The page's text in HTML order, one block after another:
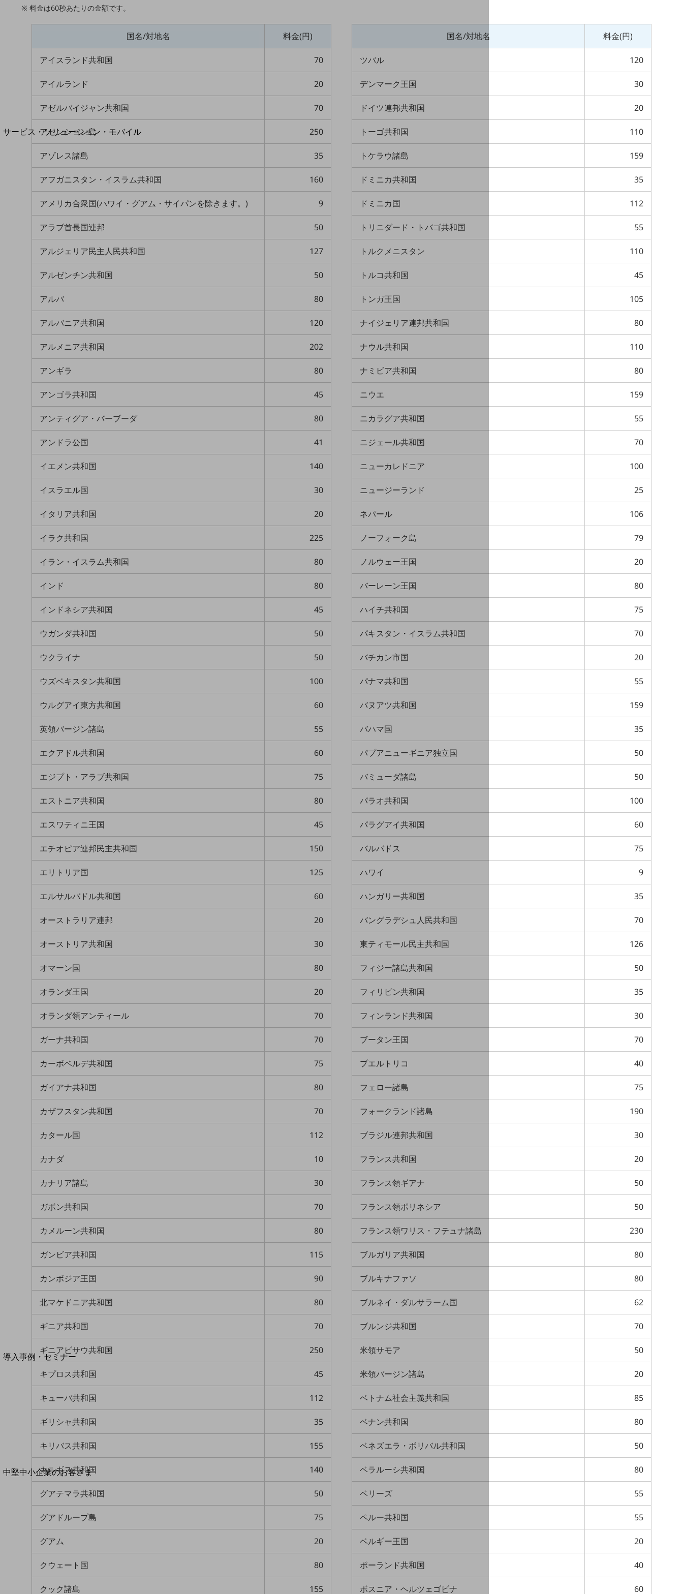
地域経済のさらなる活性化に取り組みます
自治体・地域社会との共創
LGPF(Local Government Platform)
サービス・ソリューション・モバイル
サービス・ソリューションTOP
DXに関する課題を解決する
サービス・ソリューションをご紹介
カテゴリーで探す
カテゴリーで探すTOP
ネットワーク・モバイル
クラウド・データセンター
電話・映像コミュニケーション
データ利活用
災害対策・BCP
課題・ニーズで探す
課題・ニーズで探すTOP
コミュニケーション・情報共有
マーケティング
業務効率化
職場環境整備
セキュリティ対策
顧客体験（CX）改善
自動化・省電化
業種・業態で探す
業種・業態で探すTOP
製造・建設業
キーワードで探す
法人向けスマホ・携帯に関する、
おすすめの機種、料金やサービスをご紹介
ビジネス向けスマートフォン
データ通信製品
ドコモケータイ
通信モジュール製品
衛星携帯電話
IOT完了済みメーカーブランド製品
ケータイプラン
5Gデータプラス
データプラス
IoT向け回線料金
home5Gプラン
モバイルサービス
端末の一元管理
セキュリティ
運用保守・故障紛失サポート
回線・ネットワーク
別ウィンドウで開きます
サービスをご利用中のお客さま
導入事例・セミナー
導入事例TOP
最新の導入事例や注目の導入事例をご紹介します
別ウィンドウで開きます
中堅中小企業のお客さま
NTTドコモビジネスウォッチ
ビジネスお役立ち情報
旬な話題やお役立ち資料などDXの課題を
解決するヒントをお届けする記事サイト
お役立ち資料ダウンロード
トレンド記事特集
中堅中小企業向け
サービス・ソリューション
※ 料金は60秒あたりの金額です。
国名/対地名 料金(円)
アイスランド共和国 70
アイルランド 20
アゼルバイジャン共和国 70
アセンション島 250
アゾレス諸島 35
アフガニスタン・イスラム共和国 160
アメリカ合衆国(ハワイ・グアム・サイパンを除きます。) 9
アラブ首長国連邦 50
アルジェリア民主人民共和国 127
アルゼンチン共和国 50
アルバ 80
アルバニア共和国 120
アルメニア共和国 202
アンギラ 80
アンゴラ共和国 45
アンティグア・バーブーダ 80
アンドラ公国 41
イエメン共和国 140
イスラエル国 30
イタリア共和国 20
イラク共和国 225
イラン・イスラム共和国 80
インド 80
インドネシア共和国 45
ウガンダ共和国 50
ウクライナ 50
ウズベキスタン共和国 100
ウルグアイ東方共和国 60
英領バージン諸島 55
エクアドル共和国 60
エジプト・アラブ共和国 75
エストニア共和国 80
エスワティニ王国 45
エチオピア連邦民主共和国 150
エリトリア国 125
エルサルバドル共和国 60
オーストラリア連邦 20
オーストリア共和国 30
オマーン国 80
オランダ王国 20
オランダ領アンティール 70
ガーナ共和国 70
カーボベルデ共和国 75
ガイアナ共和国 80
カザフスタン共和国 70
カタール国 112
カナダ 10
カナリア諸島 30
ガボン共和国 70
カメルーン共和国 80
ガンビア共和国 115
カンボジア王国 90
北マケドニア共和国 80
ギニア共和国 70
ギニアビサウ共和国 250
キプロス共和国 45
キューバ共和国 112
ギリシャ共和国 35
キリバス共和国 155
キルギス共和国 140
グアテマラ共和国 50
グアドループ島 75
グアム 20
クウェート国 80
クック諸島 155
国名/対地名 料金(円)
ツバル 120
デンマーク王国 30
ドイツ連邦共和国 20
トーゴ共和国 110
トケラウ諸島 159
ドミニカ共和国 35
ドミニカ国 112
トリニダード・トバゴ共和国 55
トルクメニスタン 110
トルコ共和国 45
トンガ王国 105
ナイジェリア連邦共和国 80
ナウル共和国 110
ナミビア共和国 80
ニウエ 159
ニカラグア共和国 55
ニジェール共和国 70
ニューカレドニア 100
ニュージーランド 25
ネパール 106
ノーフォーク島 79
ノルウェー王国 20
バーレーン王国 80
ハイチ共和国 75
パキスタン・イスラム共和国 70
バチカン市国 20
パナマ共和国 55
バヌアツ共和国 159
バハマ国 35
パプアニューギニア独立国 50
バミューダ諸島 50
パラオ共和国 100
パラグアイ共和国 60
バルバドス 75
ハワイ 9
ハンガリー共和国 35
バングラデシュ人民共和国 70
東ティモール民主共和国 126
フィジー諸島共和国 50
フィリピン共和国 35
フィンランド共和国 30
ブータン王国 70
プエルトリコ 40
フェロー諸島 75
フォークランド諸島 190
ブラジル連邦共和国 30
フランス共和国 20
フランス領ギアナ 50
フランス領ポリネシア 50
フランス領ワリス・フテュナ諸島 230
ブルガリア共和国 80
ブルキナファソ 80
ブルネイ・ダルサラーム国 62
ブルンジ共和国 70
米領サモア 50
米領バージン諸島 20
ベトナム社会主義共和国 85
ベナン共和国 80
ベネズエラ・ボリバル共和国 50
ベラルーシ共和国 80
ベリーズ 55
ペルー共和国 55
ベルギー王国 20
ポーランド共和国 40
ボスニア・ヘルツェゴビナ 60